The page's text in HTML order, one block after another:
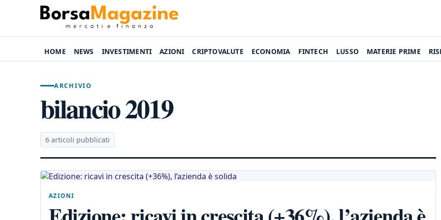
HOME NEWS INVESTIMENTI AZIONI CRIPTOVALUTE ECONOMIA FINTECH LUSSO MATERIE PRIME
ARCHIVIO
bilancio 2019
6 articoli pubblicati
AZIONI